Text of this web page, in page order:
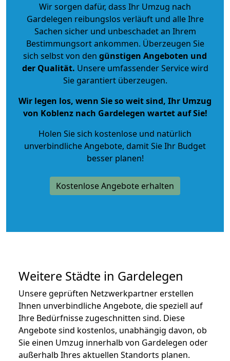
Wir sorgen dafür, dass Ihr Umzug nach
Gardelegen reibungslos verläuft und alle Ihre
Sachen sicher und unbeschadet an Ihrem
Bestimmungsort ankommen. Überzeugen Sie
sich selbst von den günstigen Angeboten und
der Qualität. Unsere umfassender Service wird
Sie garantiert überzeugen.
Wir legen los, wenn Sie so weit sind, Ihr Umzug
von Koblenz nach Gardelegen wartet auf Sie!
Holen Sie sich kostenlose und natürlich
unverbindliche Angebote, damit Sie Ihr Budget
besser planen!
Kostenlose Angebote erhalten
Weitere Städte in Gardelegen
Unsere geprüften Netzwerkpartner erstellen
Ihnen unverbindliche Angebote, die speziell auf
Ihre Bedürfnisse zugeschnitten sind. Diese
Angebote sind kostenlos, unabhängig davon, ob
Sie einen Umzug innerhalb von Gardelegen oder
außerhalb Ihres aktuellen Standorts planen.